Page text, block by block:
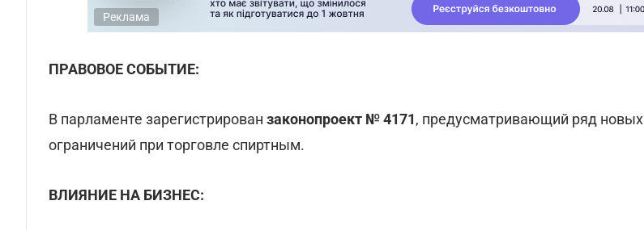
Реклама
ПРАВОВОЕ СОБЫТИЕ:
В парламенте зарегистрирован законопроект № 4171, предусматривающий ряд новых
ограничений при торговле спиртным.
ВЛИЯНИЕ НА БИЗНЕС: